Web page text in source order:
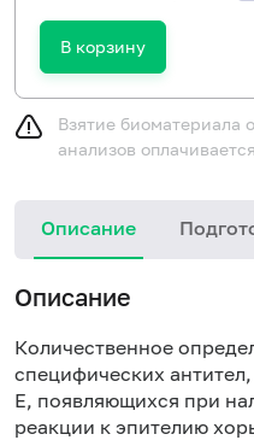
В корзину
Взятие биоматериала
анализов
Описание
Описание
Количественное
специфических
E, появляющихся при
реакции к эпителию